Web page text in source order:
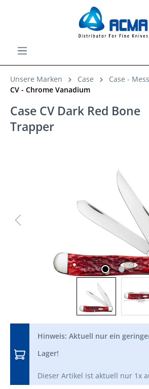
Unsere Marken Case
Case -
CV - Chrome Vanadium
Case CV Dark Red Bone
Trapper
Hinweis: Aktuell nur ein
Lager!
Dieser Artikel ist aktuell nur 1x